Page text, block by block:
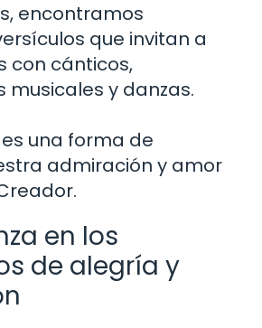
encontramos
que invitan a
con cánticos,
musicales y danzas.
una forma de
admiración y amor
en los
de alegría y